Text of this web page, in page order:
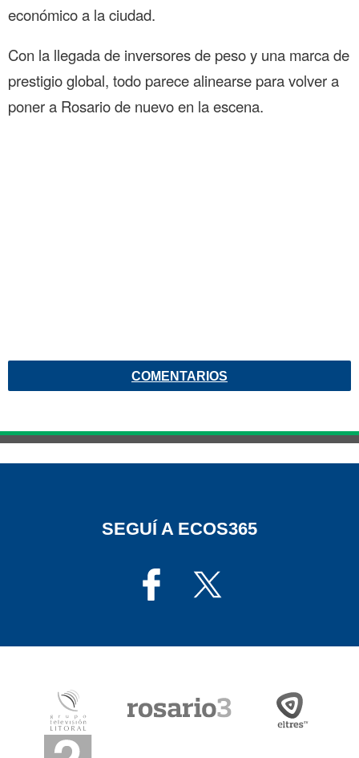
económico a la ciudad.
Con la llegada de inversores de peso y una marca de
prestigio global, todo parece alinearse para volver a
poner a Rosario de nuevo en la escena.
COMENTARIOS
SEGUÍ A ECOS365